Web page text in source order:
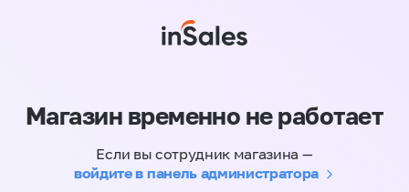
Магазин временно не работает
Если вы сотрудник магазина —
войдите в панель администратора